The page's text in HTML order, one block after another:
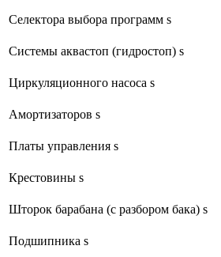
Селектора выбора программ s
Системы аквастоп (гидростоп) s
Циркуляционного насоса s
Амортизаторов s
Платы управления s
Крестовины s
Шторок барабана (с разбором бака) s
Подшипника s